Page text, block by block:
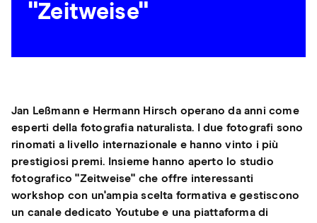
"Zeitweise"
Jan Leßmann e Hermann Hirsch operano da anni come
esperti della fotografia naturalista. I due fotografi sono
rinomati a livello internazionale e hanno vinto i più
prestigiosi premi. Insieme hanno aperto lo studio
fotografico "Zeitweise" che offre interessanti
workshop con un'ampia scelta formativa e gestiscono
un canale dedicato Youtube e una piattaforma di